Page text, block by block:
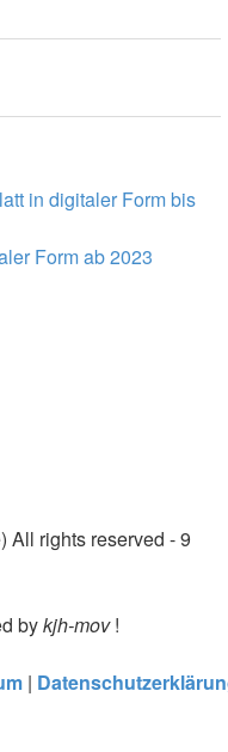
in digitaler Form bis
Form ab 2023
All rights reserved - 9
bykjh-mov!
|